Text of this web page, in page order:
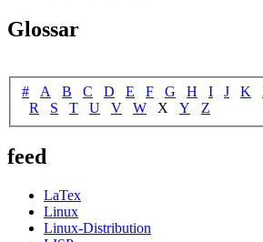
Glossar
# A B C D E F G H I J K
R
S T U V W X Y Z
feed
LaTex
Linux
Linux-Distribution